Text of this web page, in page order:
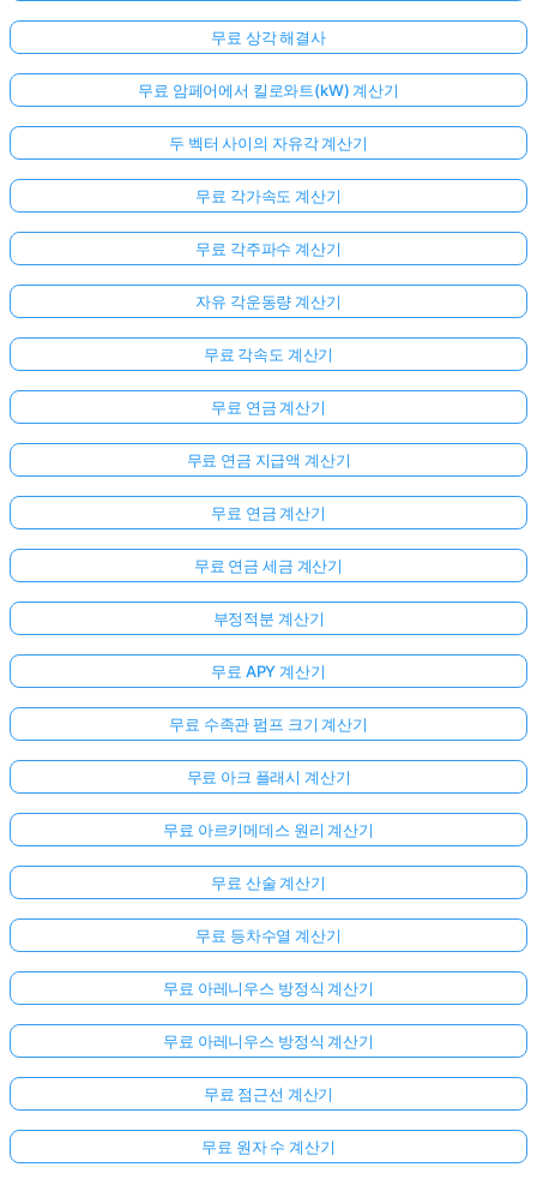
무료 상각 해결사
무료 암페어에서 킬로와트(kW) 계산기
두 벡터 사이의 자유각 계산기
무료 각가속도 계산기
무료 각주파수 계산기
자유 각운동량 계산기
무료 각속도 계산기
무료 연금 계산기
무료 연금 지급액 계산기
무료 연금 계산기
무료 연금 세금 계산기
부정적분 계산기
무료 APY 계산기
무료 수족관 펌프 크기 계산기
무료 아크 플래시 계산기
무료 아르키메데스 원리 계산기
무료 산술 계산기
무료 등차수열 계산기
무료 아레니우스 방정식 계산기
무료 아레니우스 방정식 계산기
무료 점근선 계산기
무료 원자 수 계산기